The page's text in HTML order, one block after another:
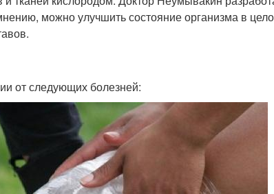
можно улучшить состояние организма в
от следующих болезней: